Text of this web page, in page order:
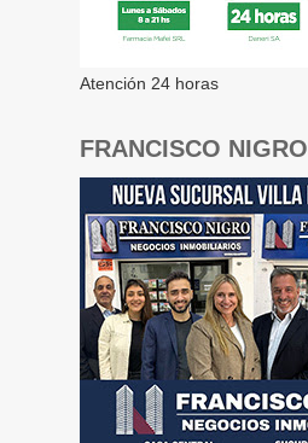
Atención 24 horas
FRANCISCO NIGRO